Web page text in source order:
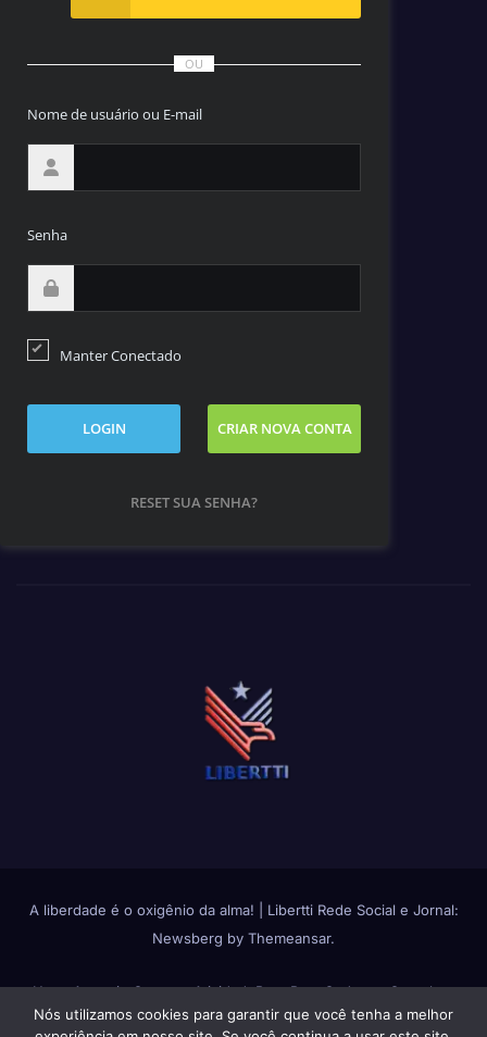
OU
Nome de usuário ou E-mail
Senha
Manter Conectado
LOGIN CRIAR NOVA CONTA
RESET SUA SENHA?
A liberdade é o oxigênio da alma!
Libertti Rede Social e Jornal:
Newsberg by Themeansar.
HomeAnuncie ConoscoAtividadeBate PapoCadastro Completo
Change avatarFluxos de AtividadesFotosGrupos LoginMembros
Nós utilizamos cookies para garantir que você tenha a melhor